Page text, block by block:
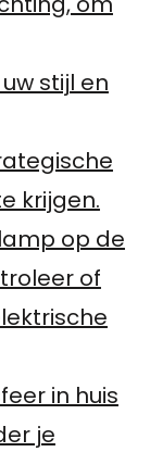
stijl en
krijgen.
op de
of
in huis
je